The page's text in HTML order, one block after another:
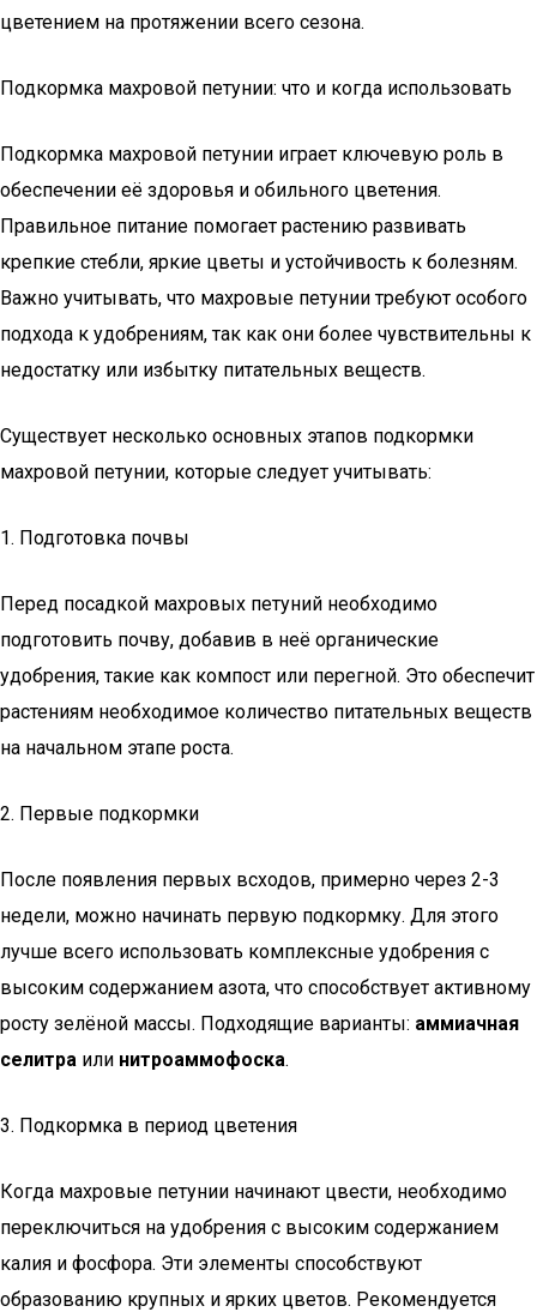
цветением на протяжении всего сезона.
Подкормка махровой петунии: что и когда использовать
Подкормка махровой петунии играет ключевую роль в
обеспечении её здоровья и обильного цветения.
Правильное питание помогает растению развивать
крепкие стебли, яркие цветы и устойчивость к болезням.
Важно учитывать, что махровые петунии требуют особого
подхода к удобрениям, так как они более чувствительны к
недостатку или избытку питательных веществ.
Существует несколько основных этапов подкормки
махровой петунии, которые следует учитывать:
1. Подготовка почвы
Перед посадкой махровых петуний необходимо
подготовить почву, добавив в неё органические
удобрения, такие как компост или перегной. Это обеспечит
растениям необходимое количество питательных веществ
на начальном этапе роста.
2. Первые подкормки
После появления первых всходов, примерно через 2-3
недели, можно начинать первую подкормку. Для этого
лучше всего использовать комплексные удобрения с
высоким содержанием азота, что способствует активному
росту зелёной массы. Подходящие варианты: аммиачная
селитра или нитроаммофоска.
3. Подкормка в период цветения
Когда махровые петунии начинают цвести, необходимо
переключиться на удобрения с высоким содержанием
калия и фосфора. Эти элементы способствуют
образованию крупных и ярких цветов. Рекомендуется